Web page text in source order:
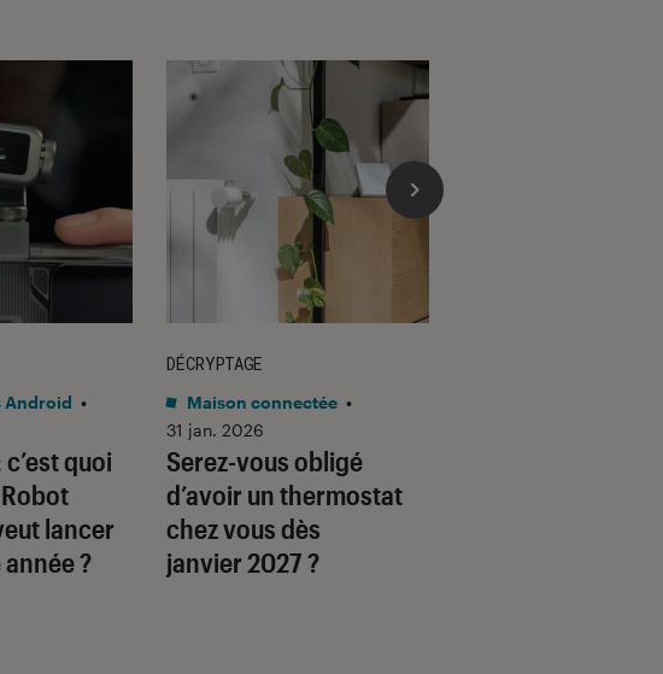
quoi
lancer
?
Android •
Serez-vous obligé
d’avoir un thermostat
chez vous dès
janvier 2027 ?
DÉCRYPTAGE
Maison connectée •
31 jan. 2026